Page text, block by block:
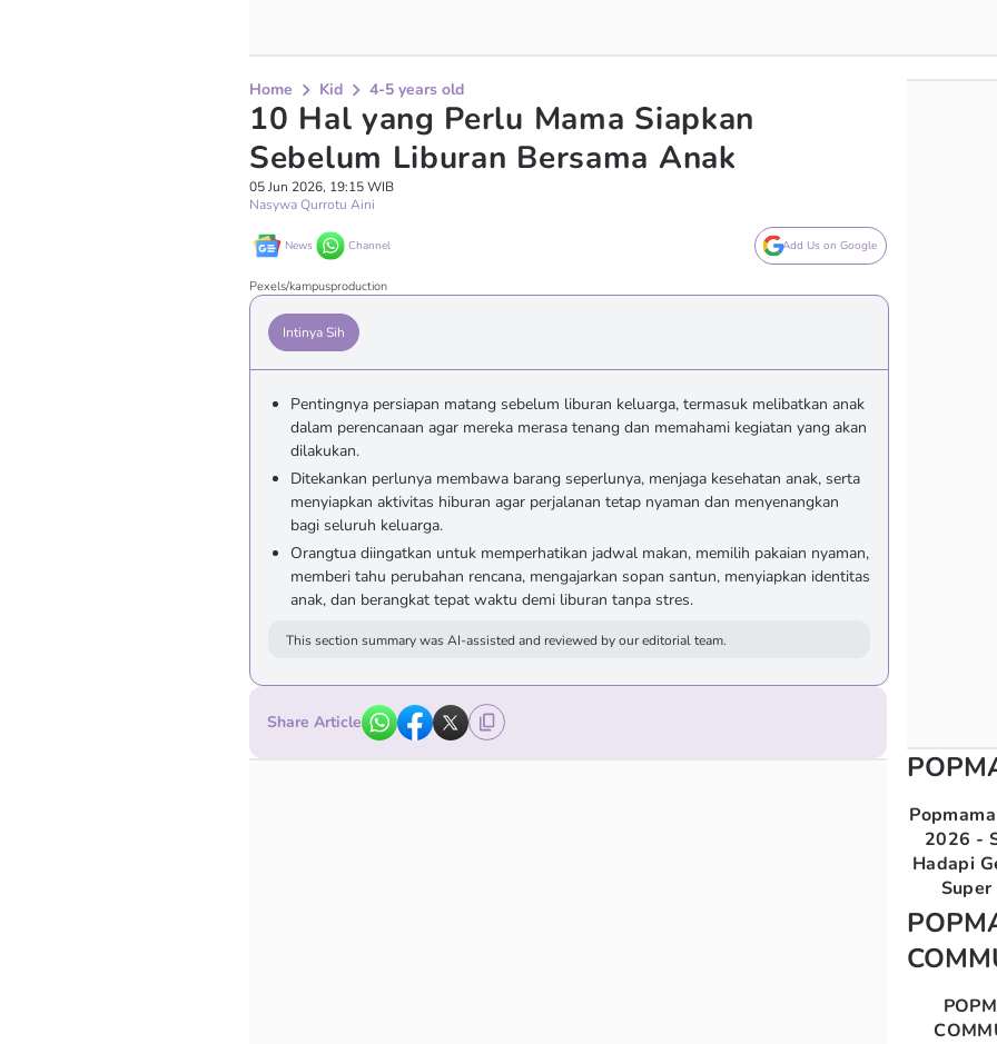
Home Kid 4-5 years old
10 Hal yang Perlu Mama Siapkan
Sebelum Liburan Bersama Anak
05 Jun 2026, 19:15 WIB
Nasywa Qurrotu Aini
News Channel Add Us on Google
Pexels/kampusproduction
Intinya Sih
Pentingnya persiapan matang sebelum liburan keluarga, termasuk melibatkan anak
dalam perencanaan agar mereka merasa tenang dan memahami kegiatan yang akan
dilakukan.
Ditekankan perlunya membawa barang seperlunya, menjaga kesehatan anak, serta
menyiapkan aktivitas hiburan agar perjalanan tetap nyaman dan menyenangkan
bagi seluruh keluarga.
Orangtua diingatkan untuk memperhatikan jadwal makan, memilih pakaian nyaman,
memberi tahu perubahan rencana, mengajarkan sopan santun, menyiapkan identitas
anak, dan berangkat tepat waktu demi liburan tanpa stres.
This section summary was AI-assisted and reviewed by our editorial team.
Share Article
2026 -
Hadapi